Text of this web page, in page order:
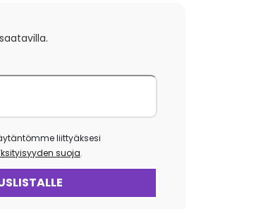
liittyäksesi
suoja.